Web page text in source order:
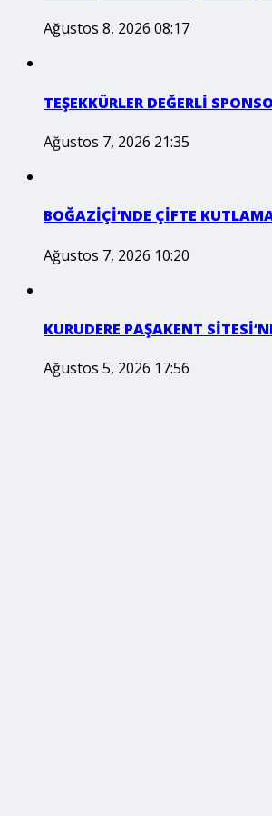
Ağustos 8, 2026 08:17
TEŞEKKÜRLER DEĞERLİ
Ağustos 7, 2026 21:35
BOĞAZİÇİ’NDE ÇİFTE
Ağustos 7, 2026 10:20
KURUDERE PAŞAKENT
Ağustos 5, 2026 17:56